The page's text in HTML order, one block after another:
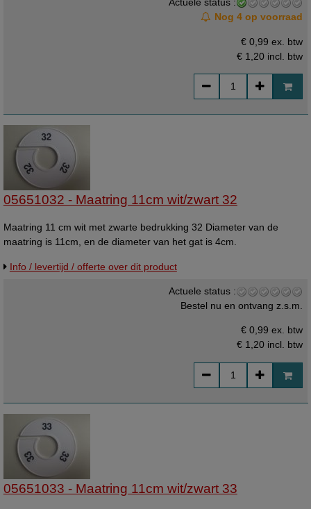
Actuele status :
Nog 4 op voorraad
€ 0,99 ex. btw
€ 1,20 incl. btw
05651032 - Maatring 11cm wit/zwart 32
Maatring 11 cm wit met zwarte bedrukking 32 Diameter van de
maatring is 11cm, en de diameter van het gat is 4cm.
Info / levertijd / offerte over dit product
Actuele status :
Bestel nu en ontvang z.s.m.
€ 0,99 ex. btw
€ 1,20 incl. btw
05651033 - Maatring 11cm wit/zwart 33